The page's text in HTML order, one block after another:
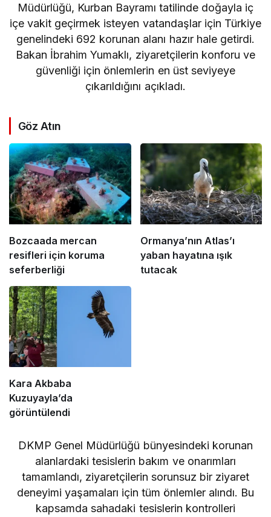
Müdürlüğü, Kurban Bayramı tatilinde doğayla iç
içe vakit geçirmek isteyen vatandaşlar için Türkiye
genelindeki 692 korunan alanı hazır hale getirdi.
Bakan İbrahim Yumaklı, ziyaretçilerin konforu ve
güvenliği için önlemlerin en üst seviyeye
çıkarıldığını açıkladı.
Göz Atın
Bozcaada mercan
resifleri için koruma
seferberliği
Ormanya’nın Atlas’ı
yaban hayatına ışık
tutacak
Kara Akbaba
Kuzuyayla’da
görüntülendi
DKMP Genel Müdürlüğü bünyesindeki korunan
alanlardaki tesislerin bakım ve onarımları
tamamlandı, ziyaretçilerin sorunsuz bir ziyaret
deneyimi yaşamaları için tüm önlemler alındı. Bu
kapsamda sahadaki tesislerin kontrolleri